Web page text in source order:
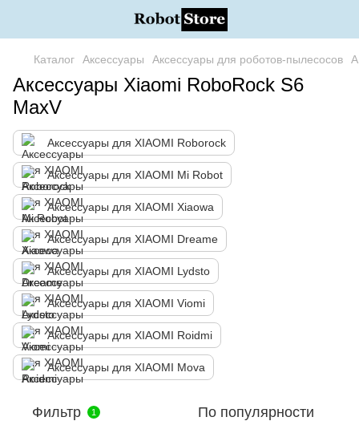
Каталог Аксессуары Аксессуары для роботов-пылесосов
Аксессуары Xiaomi RoboRock S6
MaxV
Аксессуары для XIAOMI Roborock
Аксессуары для XIAOMI Mi Robot
Аксессуары для XIAOMI Xiaowa
Аксессуары для XIAOMI Dreame
Аксессуары для XIAOMI Lydsto
Аксессуары для XIAOMI Viomi
Аксессуары для XIAOMI Roidmi
Аксессуары для XIAOMI Mova
Фильтр 1 По популярности